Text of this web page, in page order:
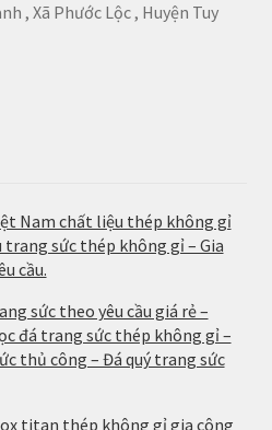
, Xã Phước Lộc , Huyện Tuy
Nam chất liệu thép không gỉ
sức thép không gỉ – Gia
cầu.
sức theo yêu cầu giá rẻ –
đá trang sức thép không gỉ –
thủ công – Đá quý trang sức
titan thép không gỉ gia công